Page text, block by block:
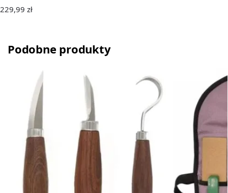
229,99 zł
Podobne produkty